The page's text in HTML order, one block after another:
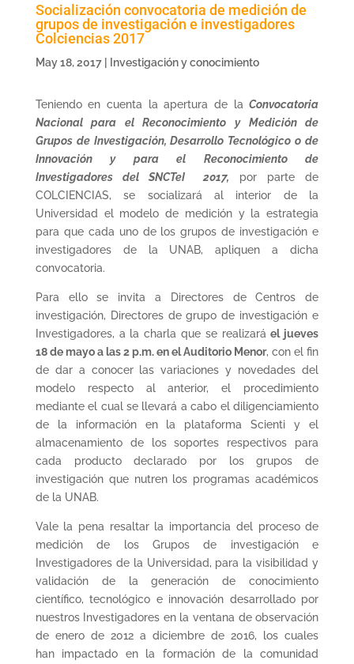
Socialización convocatoria de medición de
grupos de investigación e investigadores
Colciencias 2017
May 18, 2017| Investigación y conocimiento
Teniendo en cuenta la apertura de laConvocatoria
Nacional para el Reconocimiento y Medición de
Grupos de Investigación, Desarrollo Tecnológico o de
Innovación y para el Reconocimiento de
Investigadores del SNCTeI  2017, por parte de
COLCIENCIAS, se socializará al interior de la
Universidad el modelo de medición y la estrategia
para que cada uno de los grupos de investigación e
investigadores de la UNAB, apliquen a dicha
convocatoria.
Para ello se invita a Directores de Centros de
investigación, Directores de grupo de investigación e
Investigadores, a la charla que se realizaráel jueves
18 de mayo a las 2 p.m. en el Auditorio Menor, con el fin
de dar a conocer las variaciones y novedades del
modelo respecto al anterior, el procedimiento
mediante el cual se llevará a cabo el diligenciamiento
de la información en la plataforma Scienti y el
almacenamiento de los soportes respectivos para
cada producto declarado por los grupos de
investigación que nutren los programas académicos
de la UNAB.
Vale la pena resaltar la importancia del proceso de
medición de los Grupos de investigación e
Investigadores de la Universidad, para la visibilidad y
validación de la generación de conocimiento
científico, tecnológico e innovación desarrollado por
nuestros Investigadores en la ventana de observación
de enero de 2012 a diciembre de 2016, los cuales
han impactado en la formación de la comunidad